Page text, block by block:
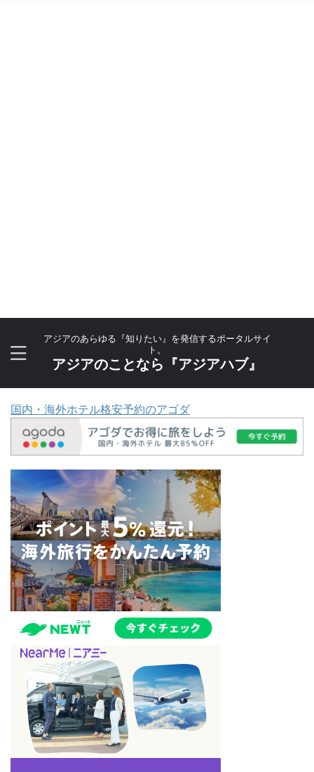
アジアのあらゆる『知りたい』を発信するポータルサイ
ト。
アジアのことなら『アジアハブ』
国内・海外ホテル格安予約のアゴダ